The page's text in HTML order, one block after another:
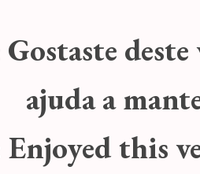
Gostaste
ajuda a
Enjoyed this